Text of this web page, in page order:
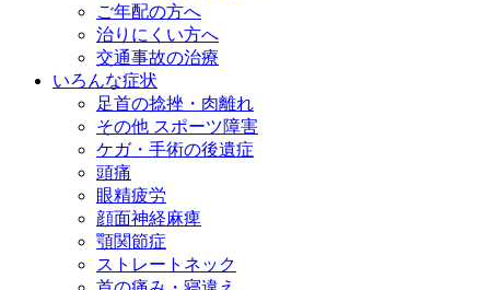
ご年配の方へ
治りにくい方へ
交通事故の治療
いろんな症状
足首の捻挫・肉離れ
その他 スポーツ障害
ケガ・手術の後遺症
頭痛
眼精疲労
顔面神経麻痺
顎関節症
ストレートネック